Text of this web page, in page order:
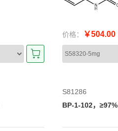
价格： ￥504.00
S81286
BP-1-102，≥97%